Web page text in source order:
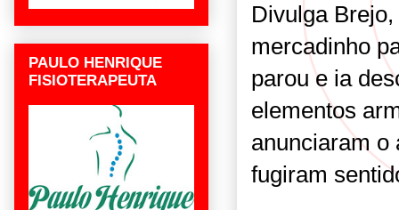
Divulga
mercadinho
parou e ia
elementos
anunciaram o
fugiram
PAULO HENRIQUE
FISIOTERAPEUTA